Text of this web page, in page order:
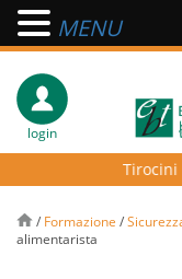
login
Tirocini
/ Formazione /
alimentarista
MENU